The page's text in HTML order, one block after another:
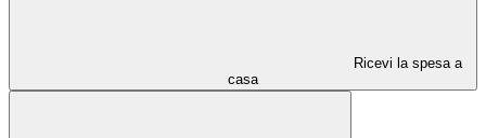
Ricevi la spesa a
casa